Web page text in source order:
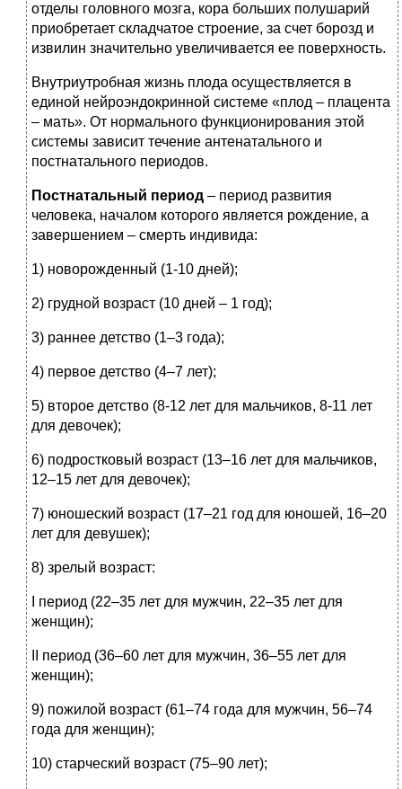
отделы головного мозга, кора больших полушарий
приобретает складчатое строение, за счет борозд и
извилин значительно увеличивается ее поверхность.
Внутриутробная жизнь плода осуществляется в
единой нейроэндокринной системе «плод – плацента
– мать». От нормального функционирования этой
системы зависит течение антенатального и
постнатального периодов.
Постнатальный период – период развития
человека, началом которого является рождение, а
завершением – смерть индивида:
1) новорожденный (1-10 дней);
2) грудной возраст (10 дней – 1 год);
3) раннее детство (1–3 года);
4) первое детство (4–7 лет);
5) второе детство (8-12 лет для мальчиков, 8-11 лет
для девочек);
6) подростковый возраст (13–16 лет для мальчиков,
12–15 лет для девочек);
7) юношеский возраст (17–21 год для юношей, 16–20
лет для девушек);
8) зрелый возраст:
I период (22–35 лет для мужчин, 22–35 лет для
женщин);
II период (36–60 лет для мужчин, 36–55 лет для
женщин);
9) пожилой возраст (61–74 года для мужчин, 56–74
года для женщин);
10) старческий возраст (75–90 лет);